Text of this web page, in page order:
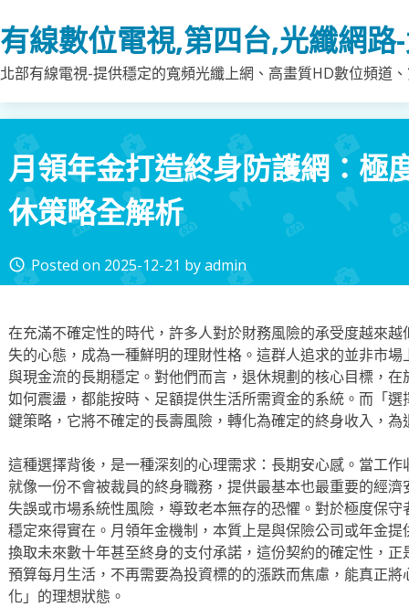
to
content
有線數位電視,第四台,光纖網路
北部有線電視-提供穩定的寬頻光纖上網、高畫質HD數位頻道
月領年金打造終身防護網：極
休策略全解析
access_time Posted on 2025-12-21 byadmin
在充滿不確定性的時代，許多人對於財務風險的承受度越來
失的心態，成為一種鮮明的理財性格。這群人追求的並非市
與現金流的長期穩定。對他們而言，退休規劃的核心目標，
如何震盪，都能按時、足額提供生活所需資金的系統。而「
鍵策略，它將不確定的長壽風險，轉化為確定的終身收入，
這種選擇背後，是一種深刻的心理需求：長期安心感。當工
就像一份不會被裁員的終身職務，提供最基本也最重要的經
失誤或市場系統性風險，導致老本無存的恐懼。對於極度保
穩定來得實在。月領年金機制，本質上是與保險公司或年金
換取未來數十年甚至終身的支付承諾，這份契約的確定性，
預算每月生活，不再需要為投資標的的漲跌而焦慮，能真正
化」的理想狀態。